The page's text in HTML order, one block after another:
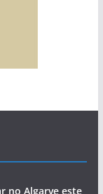
no Algarve este